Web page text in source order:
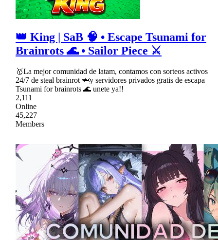
👑 King | SaB 🧠 • Escape Tsunami for
Brainrots 🌊 • Sailor Piece ⚔
🥇La mejor comunidad de latam, contamos con sorteos activos
24/7 de steal brainrot 🦈y servidores privados gratis de escapa
Tsunami for brainrots 🌊 unete ya!!
2,111
Online
45,227
Members